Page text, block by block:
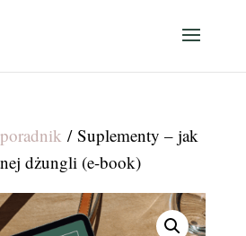
poradnik / Suplementy – jak
dżungli (e-book)